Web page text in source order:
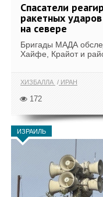
Спасатели
ракетных
на севере
Бригады МАДА
Хайфе, Крайот и
ХИЗБАЛЛА ИРАН
172
ИЗРАИЛЬ